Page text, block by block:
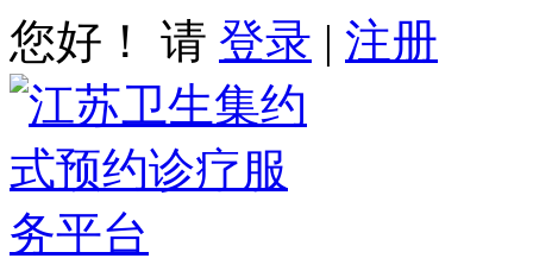
您好！ 请 登录 | 注册